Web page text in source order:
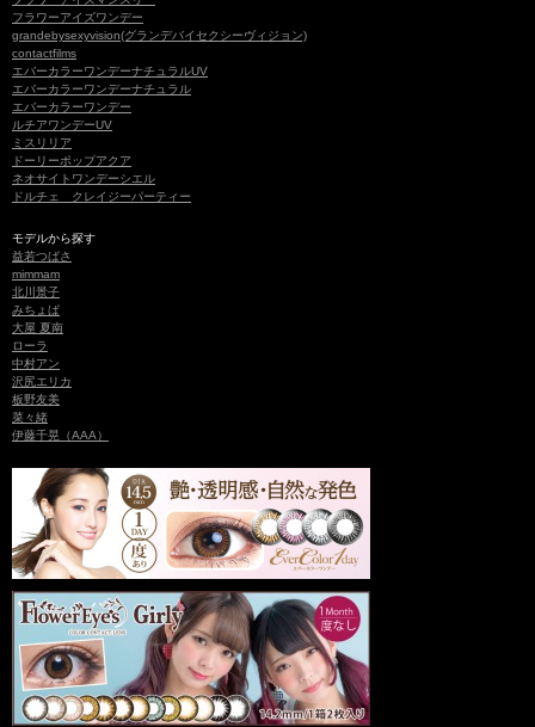
フラワーアイズワンデー
grandebysexyvision(グランデバイセクシーヴィジョン)
contactfilms
エバーカラーワンデーナチュラルUV
エバーカラーワンデーナチュラル
エバーカラーワンデー
ルチアワンデーUV
ミスリリア
ドーリーポップアクア
ネオサイトワンデーシエル
ドルチェ クレイジーパーティー
モデルから探す
益若つばさ
mimmam
北川景子
みちょぱ
大屋 夏南
ローラ
中村アン
沢尻エリカ
板野友美
菜々緒
伊藤千晃（AAA）